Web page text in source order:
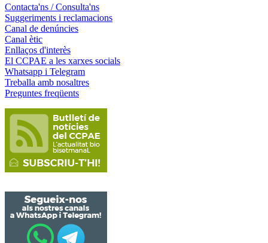
Contacta'ns / Consulta'ns
Suggeriments i reclamacions
Canal de denúncies
Canal ètic
Enllaços d'interès
El CCPAE a les xarxes socials
Whatsapp i Telegram
Treballa amb nosaltres
Preguntes freqüents